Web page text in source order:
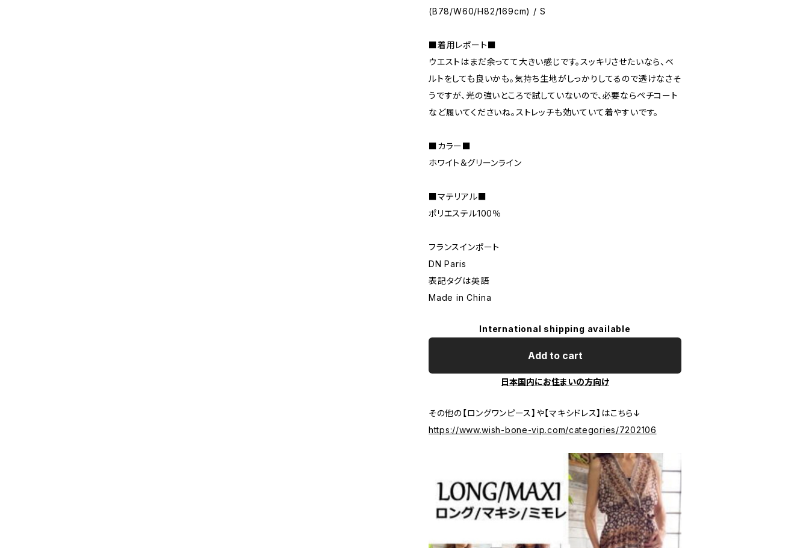
(B78/W60/H82/169cm) / S
■着用レポート■
ウエストはまだ余ってて大きい感じです。スッキリさせたいなら、ベ
ルトをしても良いかも。気持ち生地がしっかりしてるので透けなさそ
うですが、光の強いところで試していないので、必要ならペチコート
など履いてくださいね。ストレッチも効いていて着やすいです。
■カラー■
ホワイト＆グリーンライン
■マテリアル■
ポリエステル100％
フランスインポート
DN Paris
表記タグは英語
Made in China
International shipping available
Add to cart
日本国内にお住まいの方向け
その他の【ロングワンピース】や【マキシドレス】はこちら↓
https://www.wish-bone-vip.com/categories/7202106